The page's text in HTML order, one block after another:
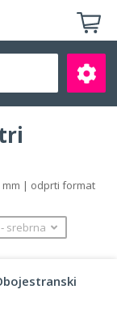
mm | odprti format
‐ srebrna